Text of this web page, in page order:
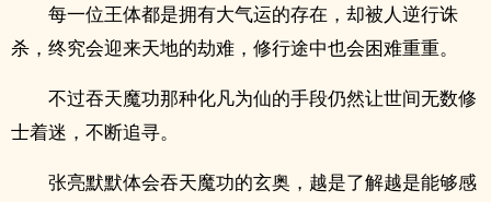
每一位王体都是拥有大气运的存在，却被人逆行诛
杀，终究会迎来天地的劫难，修行途中也会困难重重。
不过吞天魔功那种化凡为仙的手段仍然让世间无数修
士着迷，不断追寻。
张亮默默体会吞天魔功的玄奥，越是了解越是能够感